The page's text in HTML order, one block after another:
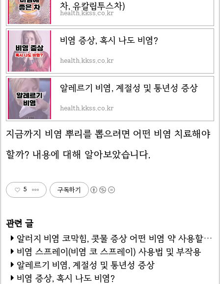
차, 유칼립투스차)
health.kkss.co.kr
비염 증상, 혹시 나도 비염?
health.kkss.co.kr
알레르기 비염, 계절성 및 통년성 증상
health.kkss.co.kr
지금까지 비염 뿌리를 뽑으려면 어떤 비염 치료해야
할까? 내용에 대해 알아보았습니다.
5 구독하기
알러지 비염 코막힘, 콧물 증상 어떤 비염 약 사용할까?
비염 스프레이(비염 코 스프레이) 사용법 및 부작용
알레르기 비염, 계절성 및 통년성 증상
비염 증상, 혹시 나도 비염?